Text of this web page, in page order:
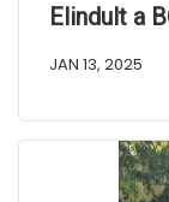
Elindult a
JAN 13, 2025